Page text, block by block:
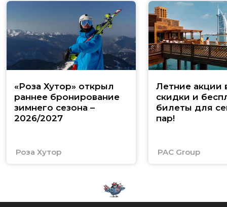
«Роза Хутор» открыл
раннее бронирование
зимнего сезона –
2026/2027
Роза Хутор
Летние акции
скидки и
билеты для
пар!
PAC Group